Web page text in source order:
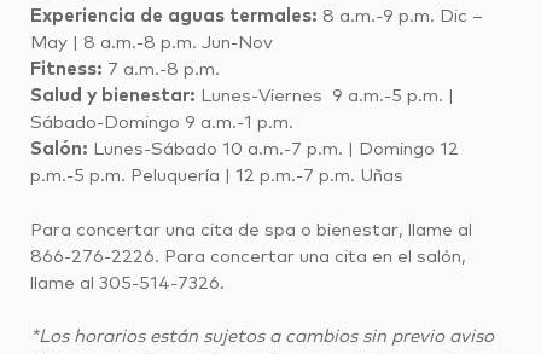
Experiencia de aguas termales: 8 a.m.-9 p.m. Dic –
May | 8 a.m.-8 p.m. Jun-Nov
Fitness: 7 a.m.-8 p.m.
Salud y bienestar: Lunes-Viernes 9 a.m.-5 p.m. |
Sábado-Domingo 9 a.m.-1 p.m.
Salón: Lunes-Sábado 10 a.m.-7 p.m. | Domingo 12
p.m.-5 p.m. Peluquería | 12 p.m.-7 p.m. Uñas
Para concertar una cita de spa o bienestar, llame al
866-276-2226. Para concertar una cita en el salón,
llame al 305-514-7326.
*Los horarios están sujetos a cambios sin previo aviso